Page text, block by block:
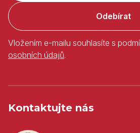
Odebírat
Vložením e-mailu souhlasíte s
osobních údajů.
Kontaktujte nás